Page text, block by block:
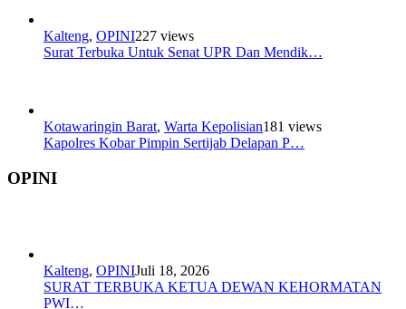
Kalteng, OPINI227 views
Surat Terbuka Untuk Senat UPR Dan Mendik…
Kotawaringin Barat, Warta Kepolisian181 views
Kapolres Kobar Pimpin Sertijab Delapan P…
OPINI
Kalteng, OPINIJuli 18, 2026
SURAT TERBUKA KETUA DEWAN KEHORMATAN
PWI…